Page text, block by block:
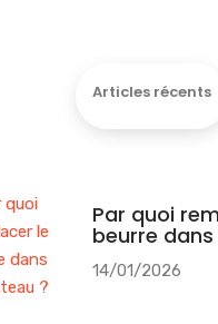
Articles récents
Par quoi
beurre
14/01/2026